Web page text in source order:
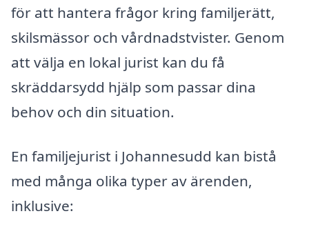
för att hantera frågor kring familjerätt,
skilsmässor och vårdnadstvister. Genom
att välja en lokal jurist kan du få
skräddarsydd hjälp som passar dina
behov och din situation.
En familjejurist i Johannesudd kan bistå
med många olika typer av ärenden,
inklusive: